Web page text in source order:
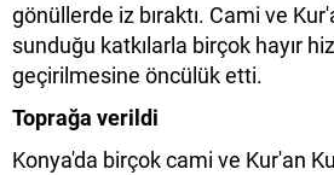
gönüllerde iz bıraktı. Cami ve
sunduğu katkılarla birçok hayır
geçirilmesine öncülük etti.
Toprağa verildi
Konya'da birçok cami ve Kur'an